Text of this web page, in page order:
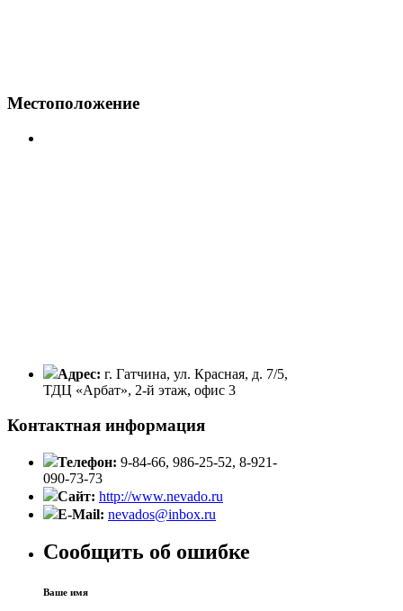
Местоположение
Адрес: г. Гатчина, ул. Красная, д. 7/5,
ТДЦ «Арбат», 2-й этаж, офис 3
Контактная информация
Телефон: 9-84-66, 986-25-52, 8-921-
090-73-73
Сайт: http://www.nevado.ru
E-Mail: nevados@inbox.ru
Сообщить об ошибке
Ваше имя